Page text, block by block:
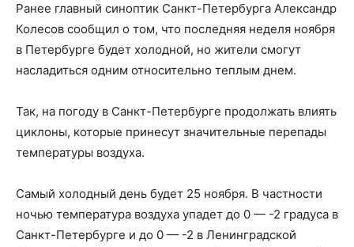
Ранее главный синоптик Санкт-Петербурга Александр
Колесов сообщил о том, что последняя неделя ноября
в Петербурге будет холодной, но жители смогут
насладиться одним относительно теплым днем.
Так, на погоду в Санкт-Петербурге продолжать влиять
циклоны, которые принесут значительные перепады
температуры воздуха.
Самый холодный день ​​будет 25 ноября. В частности
ночью температура воздуха упадет до 0 — -2 градуса в
Санкт-Петербурге и до 0 — -2 в Ленинградской